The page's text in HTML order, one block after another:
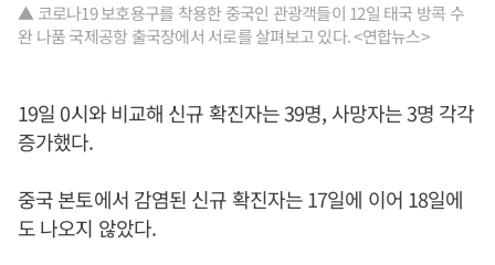
▲ 코로나19 보호용구를 착용한 중국인 관광객들이 12일 태국 방콕 수
완 나품 국제공항 출국장에서 서로를 살펴보고 있다. <연합뉴스>
19일 0시와 비교해 신규 확진자는 39명, 사망자는 3명 각각
증가했다.
중국 본토에서 감염된 신규 확진자는 17일에 이어 18일에
도 나오지 않았다.